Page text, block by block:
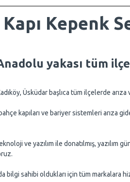
Kepenk
yakası tüm
Üsküdar başlıca tüm ilçelerde arıza
kapıları ve bariyer sistemleri
ve yazılım ile donatılmış,
bilgi sahibi oldukları için tüm markalara